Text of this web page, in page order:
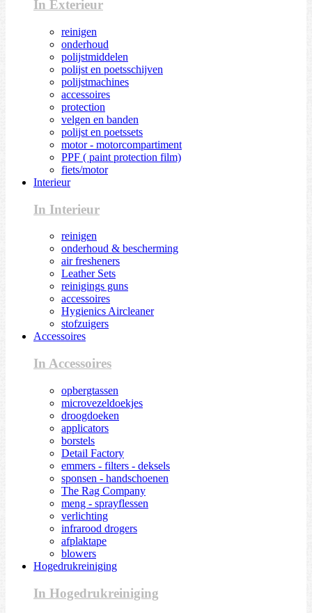
In Exterieur
reinigen
onderhoud
polijstmiddelen
polijst en poetsschijven
polijstmachines
accessoires
protection
velgen en banden
polijst en poetssets
motor - motorcompartiment
PPF ( paint protection film)
fiets/motor
Interieur
In Interieur
reinigen
onderhoud & bescherming
air fresheners
Leather Sets
reinigings guns
accessoires
Hygienics Aircleaner
stofzuigers
Accessoires
In Accessoires
opbergtassen
microvezeldoekjes
droogdoeken
applicators
borstels
Detail Factory
emmers - filters - deksels
sponsen - handschoenen
The Rag Company
meng - sprayflessen
verlichting
infrarood drogers
afplaktape
blowers
Hogedrukreiniging
In Hogedrukreiniging